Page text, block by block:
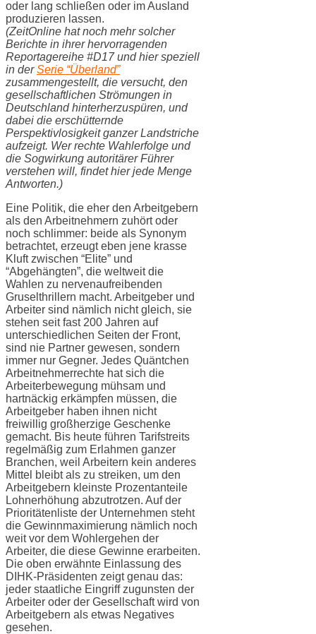
oder lang schließen oder im Ausland
produzieren lassen.
(ZeitOnline hat noch mehr solcher
Berichte in ihrer hervorragenden
Reportagereihe #D17 und hier speziell
in derSerie “Überland”
zusammengestellt, die versucht, den
gesellschaftlichen Strömungen in
Deutschland hinterherzuspüren, und
dabei die erschütternde
Perspektivlosigkeit ganzer Landstriche
aufzeigt. Wer rechte Wahlerfolge und
die Sogwirkung autoritärer Führer
verstehen will, findet hier jede Menge
Antworten.)
Eine Politik, die eher den Arbeitgebern
als den Arbeitnehmern zuhört oder
noch schlimmer: beide als Synonym
betrachtet, erzeugt eben jene krasse
Kluft zwischen “Elite” und
“Abgehängten”, die weltweit die
Wahlen zu nervenaufreibenden
Gruselthrillern macht. Arbeitgeber und
Arbeiter sind nämlich nicht gleich, sie
stehen seit fast 200 Jahren auf
unterschiedlichen Seiten der Front,
sind nie Partner gewesen, sondern
immer nur Gegner. Jedes Quäntchen
Arbeitnehmerrechte hat sich die
Arbeiterbewegung mühsam und
hartnäckig erkämpfen müssen, die
Arbeitgeber haben ihnen nicht
freiwillig großherzige Geschenke
gemacht. Bis heute führen Tarifstreits
regelmäßig zum Erlahmen ganzer
Branchen, weil Arbeitern kein anderes
Mittel bleibt als zu streiken, um den
Arbeitgebern kleinste Prozentanteile
Lohnerhöhung abzutrotzen. Auf der
Prioritätenliste der Unternehmen steht
die Gewinnmaximierung nämlich noch
weit vor dem Wohlergehen der
Arbeiter, die diese Gewinne erarbeiten.
Die oben erwähnte Einlassung des
DIHK-Präsidenten zeigt genau das:
jeder staatliche Eingriff zugunsten der
Arbeiter oder der Gesellschaft wird von
Arbeitgebern als etwas Negatives
gesehen.